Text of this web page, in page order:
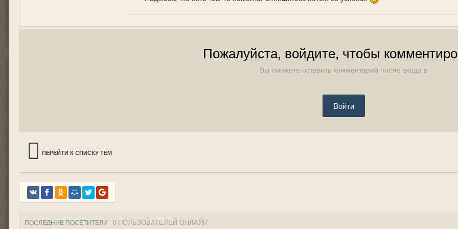
Пожалуйста, войдите, чтобы
Вы сможете оставить комментарий после входа в
Войти
ПЕРЕЙТИ К СПИСКУ ТЕМ
ПОСЛЕДНИЕ ПОСЕТИТЕЛИ 0 ПОЛЬЗОВАТЕЛЕЙ ОНЛАЙН